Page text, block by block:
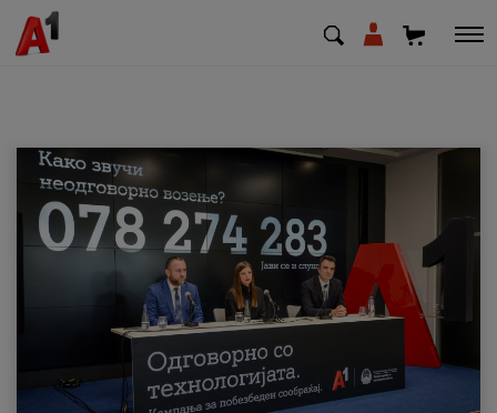
МК EN SQ
Деловни
Поддршка